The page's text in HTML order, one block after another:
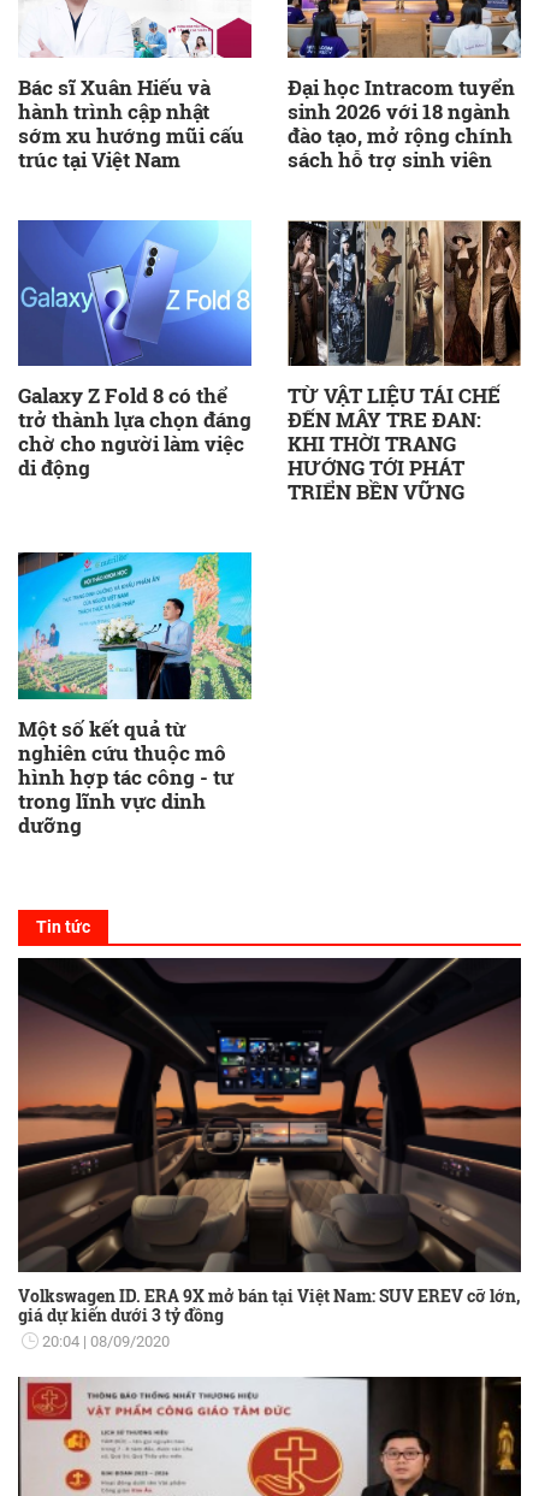
Bác sĩ Xuân Hiếu và
hành trình cập nhật
sớm xu hướng mũi cấu
trúc tại Việt Nam
Đại học Intracom tuyển
sinh 2026 với 18 ngành
đào tạo, mở rộng chính
sách hỗ trợ sinh viên
Galaxy Z Fold 8 có thể
trở thành lựa chọn đáng
chờ cho người làm việc
di động
TỪ VẬT LIỆU TÁI CHẾ
ĐẾN MÂY TRE ĐAN:
KHI THỜI TRANG
HƯỚNG TỚI PHÁT
TRIỂN BỀN VỮNG
Một số kết quả từ
nghiên cứu thuộc mô
hình hợp tác công - tư
trong lĩnh vực dinh
dưỡng
Tin tức
Volkswagen ID. ERA 9X mở bán tại Việt Nam: SUV EREV cỡ lớn,
giá dự kiến dưới 3 tỷ đồng
20:04 08/09/2020